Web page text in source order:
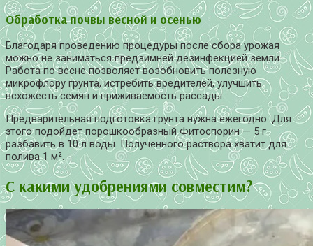
Обработка почвы весной и осенью
Благодаря проведению процедуры после сбора урожая
можно не заниматься предзимней дезинфекцией земли.
Работа по весне позволяет возобновить полезную
микрофлору грунта, истребить вредителей, улучшить
всхожесть семян и приживаемость рассады.
Предварительная подготовка грунта нужна ежегодно. Для
этого подойдет порошкообразный Фитоспорин — 5 г
разбавить в 10 л воды. Полученного раствора хватит для
полива 1 м².
С какими удобрениями совместим?